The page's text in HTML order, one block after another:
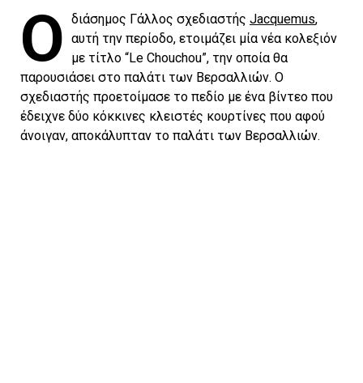
Ο διάσημος Γάλλος σχεδιαστής Jacquemus,
αυτή την περίοδο, ετοιμάζει μία νέα κολεξιόν
με τίτλο “Le Chouchou”, την οποία θα
παρουσιάσει στο παλάτι των Βερσαλλιών. Ο
σχεδιαστής προετοίμασε το πεδίο με ένα βίντεο που
έδειχνε δύο κόκκινες κλειστές κουρτίνες που αφού
άνοιγαν, αποκάλυπταν το παλάτι των Βερσαλλιών.